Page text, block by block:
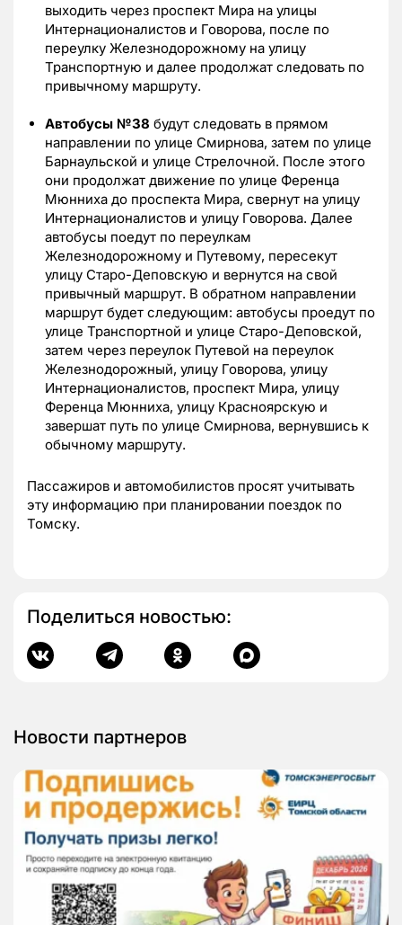
выходить через проспект Мира на улицы
Интернационалистов и Говорова, после по
переулку Железнодорожному на улицу
Транспортную и далее продолжат следовать по
привычному маршруту.
Автобусы №38 будут следовать в прямом
направлении по улице Смирнова, затем по улице
Барнаульской и улице Стрелочной. После этого
они продолжат движение по улице Ференца
Мюнниха до проспекта Мира, свернут на улицу
Интернационалистов и улицу Говорова. Далее
автобусы поедут по переулкам
Железнодорожному и Путевому, пересекут
улицу Старо-Деповскую и вернутся на свой
привычный маршрут. В обратном направлении
маршрут будет следующим: автобусы проедут по
улице Транспортной и улице Старо-Деповской,
затем через переулок Путевой на переулок
Железнодорожный, улицу Говорова, улицу
Интернационалистов, проспект Мира, улицу
Ференца Мюнниха, улицу Красноярскую и
завершат путь по улице Смирнова, вернувшись к
обычному маршруту.
Пассажиров и автомобилистов просят учитывать
эту информацию при планировании поездок по
Томску.
Поделиться новостью:
Новости партнеров